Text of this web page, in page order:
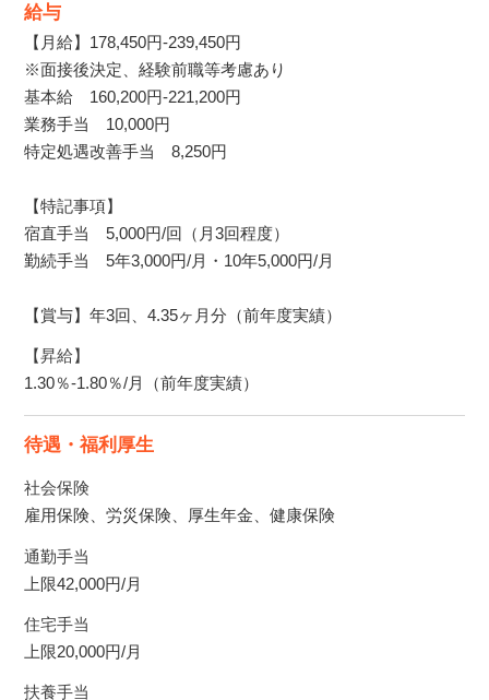
給与
【月給】178,450円-239,450円
※面接後決定、経験前職等考慮あり
基本給 160,200円-221,200円
業務手当 10,000円
特定処遇改善手当 8,250円
【特記事項】
宿直手当 5,000円/回（月3回程度）
勤続手当 5年3,000円/月・10年5,000円/月
【賞与】年3回、4.35ヶ月分（前年度実績）
【昇給】
1.30％-1.80％/月（前年度実績）
待遇・福利厚生
社会保険
雇用保険、労災保険、厚生年金、健康保険
通勤手当
上限42,000円/月
住宅手当
上限20,000円/月
扶養手当